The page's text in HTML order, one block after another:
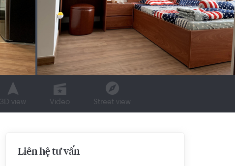
3D view Video Street view
Liên hệ tư vấn